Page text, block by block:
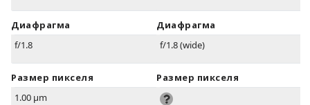
Диафрагма
f/1.8
Размер пикселя
1.00 µm
Диафрагма
f/1.8 (wide)
Размер пикселя